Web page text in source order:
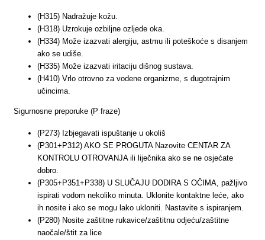
(H315) Nadražuje kožu.
(H318) Uzrokuje ozbiljne ozljede oka.
(H334) Može izazvati alergiju, astmu ili poteškoće s disanjem
ako se udiše.
(H335) Može izazvati iritaciju dišnog sustava.
(H410) Vrlo otrovno za vodene organizme, s dugotrajnim
učincima.
Sigurnosne preporuke (P fraze)
(P273) Izbjegavati ispuštanje u okoliš
(P301+P312) AKO SE PROGUTA Nazovite CENTAR ZA
KONTROLU OTROVANJA ili liječnika ako se ne osjećate
dobro.
(P305+P351+P338) U SLUČAJU DODIRA S OČIMA, pažljivo
ispirati vodom nekoliko minuta. Uklonite kontaktne leće, ako
ih nosite i ako se mogu lako ukloniti. Nastavite s ispiranjem.
(P280) Nosite zaštitne rukavice/zaštitnu odjeću/zaštitne
naočale/štit za lice